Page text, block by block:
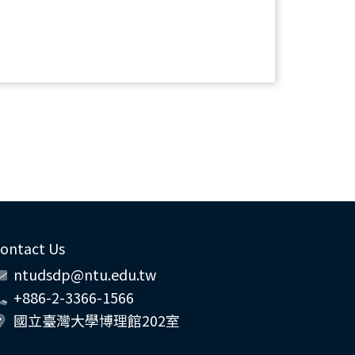
Us
ntudsdp@ntu.edu.tw
+886-2-3366-1566
國立臺灣大學博理館202室